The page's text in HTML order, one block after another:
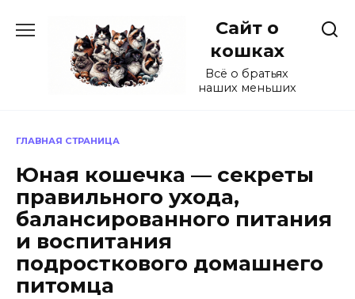
содержанию
Сайт о
кошках
Всё о братьях
наших меньших
ГЛАВНАЯ СТРАНИЦА
Юная кошечка — секреты
правильного ухода,
балансированного питания
и воспитания
подросткового домашнего
питомца